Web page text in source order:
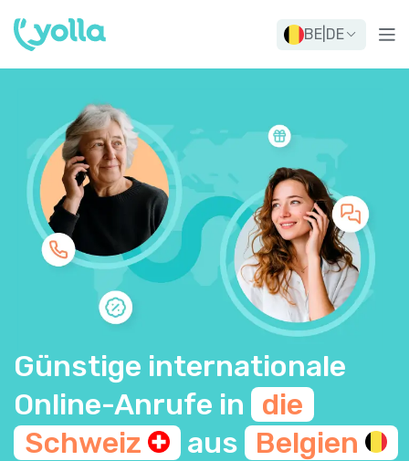
BE DE
Günstige internationale
Online-Anrufe in die
Schweiz
aus Belgien